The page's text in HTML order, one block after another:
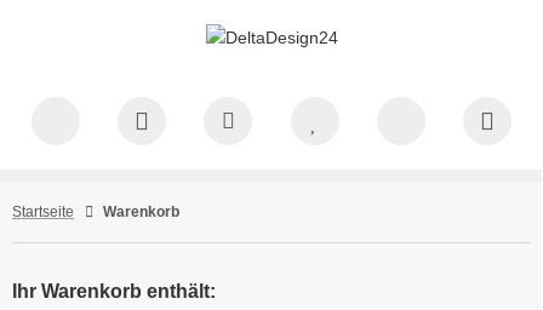
Startseite Warenkorb
Ihr Warenkorb enthält: